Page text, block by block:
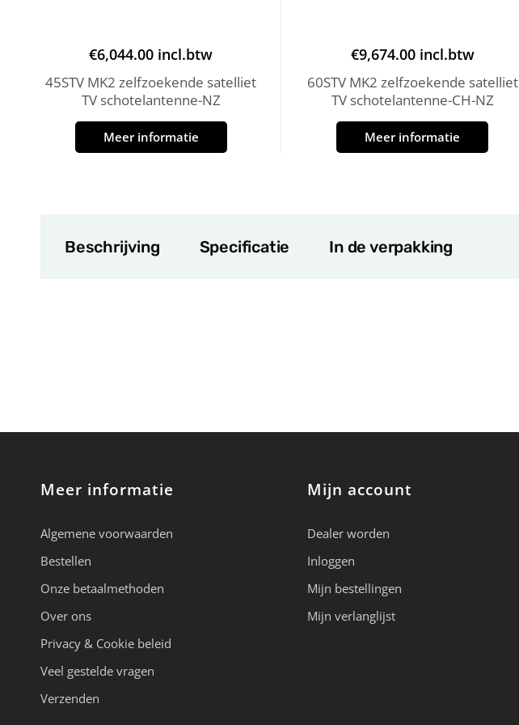
€6,044.00 incl.btw
45STV MK2 zelfzoekende satelliet
TV schotelantenne-NZ
Meer informatie
€9,674.00 incl.btw
60STV MK2 zelfzoekende satelliet
TV schotelantenne-CH-NZ
Meer informatie
Beschrijving Specificatie In de verpakking
Meer informatie
Algemene voorwaarden
Bestellen
Onze betaalmethoden
Over ons
Privacy & Cookie beleid
Veel gestelde vragen
Verzenden
Mijn account
Dealer worden
Inloggen
Mijn bestellingen
Mijn verlanglijst